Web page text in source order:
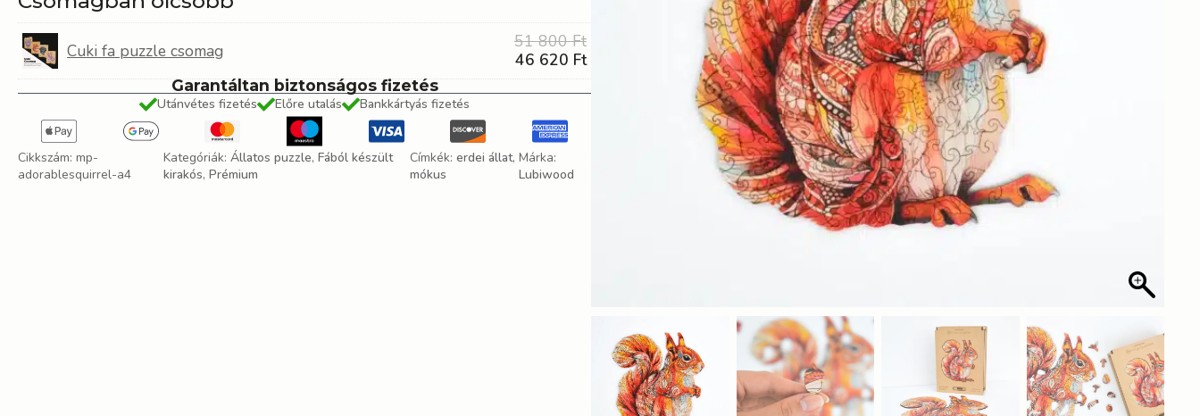
Cuki fa puzzle csomag 51 800FtOriginal
price
was:
51
46 620 FtCurrent
price
is:
Garantáltan biztonságos fizetés
Utánvétes fizetés Előre utalás Bankkártyás fizetés
Cikkszám: mp-
adorablesquirrel-a4
Kategóriák: Állatos puzzle, Fából készült
kirakós, Prémium
Címkék: erdei állat,
mókus
Márka:
Lubiwood